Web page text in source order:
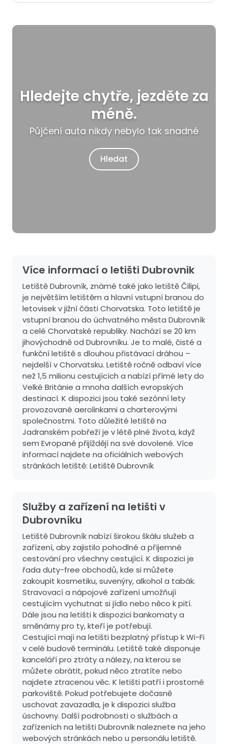
Hledejte chytře, jezděte za
méně.
Půjčení auta nikdy nebylo tak snadné
Hledat
Více informací o letišti Dubrovnik
Letiště Dubrovník, známé také jako letiště Čilipi,
je největším letištěm a hlavní vstupní branou do
letovisek v jižní části Chorvatska. Toto letiště je
vstupní branou do úchvatného města Dubrovník
a celé Chorvatské republiky. Nachází se 20 km
jihovýchodně od Dubrovníku. Je to malé, čisté a
funkční letiště s dlouhou přistávací dráhou –
nejdelší v Chorvatsku. Letiště ročně odbaví více
než 1,5 milionu cestujících a nabízí přímé lety do
Velké Británie a mnoha dalších evropských
destinací. K dispozici jsou také sezónní lety
provozované aerolinkami a charterovými
společnostmi. Toto důležité letiště na
Jadranském pobřeží je v létě plné života, když
sem Evropané přijíždějí na své dovolené. Více
informací najdete na oficiálních webových
stránkách letiště: Letiště Dubrovník
Služby a zařízení na letišti v
Dubrovníku
Letiště Dubrovník nabízí širokou škálu služeb a
zařízení, aby zajistilo pohodlné a příjemné
cestování pro všechny cestující. K dispozici je
řada duty-free obchodů, kde si můžete
zakoupit kosmetiku, suvenýry, alkohol a tabák.
Stravovací a nápojové zařízení umožňují
cestujícím vychutnat si jídlo nebo něco k pití.
Dále jsou na letišti k dispozici bankomaty a
směnárny pro ty, kteří je potřebují.
Cestující mají na letišti bezplatný přístup k Wi-Fi
v celé budově terminálu. Letiště také disponuje
kanceláří pro ztráty a nálezy, na kterou se
můžete obrátit, pokud něco ztratíte nebo
najdete ztracenou věc. K letišti patří i prostorné
parkoviště. Pokud potřebujete dočasně
uschovat zavazadla, je k dispozici služba
úschovny. Další podrobnosti o službách a
zařízeních na letišti Dubrovník naleznete na jeho
webových stránkách nebo u personálu letiště.